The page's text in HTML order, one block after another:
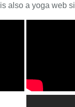
also a yoga web